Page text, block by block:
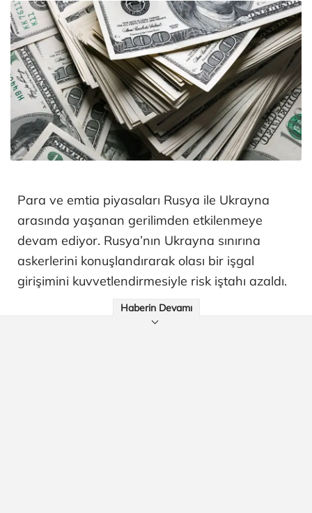
Para ve emtia piyasaları Rusya ile Ukrayna
arasında yaşanan gerilimden etkilenmeye
devam ediyor. Rusya’nın Ukrayna sınırına
askerlerini konuşlandırarak olası bir işgal
girişimini kuvvetlendirmesiyle risk iştahı azaldı.
Haberin Devamı